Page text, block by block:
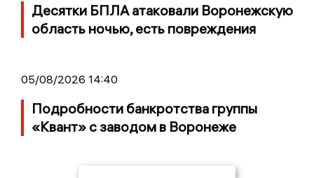
Десятки БПЛА атаковали Воронежскую
область ночью, есть повреждения
05/08/2026 14:40
Подробности банкротства группы
«Квант» с заводом в Воронеже